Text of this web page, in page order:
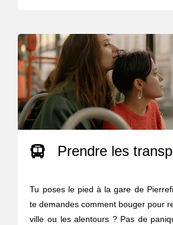
Prendre les
Tu poses le pied à la gare de
te demandes comment bouger pour
ville ou les alentours ? Pas de